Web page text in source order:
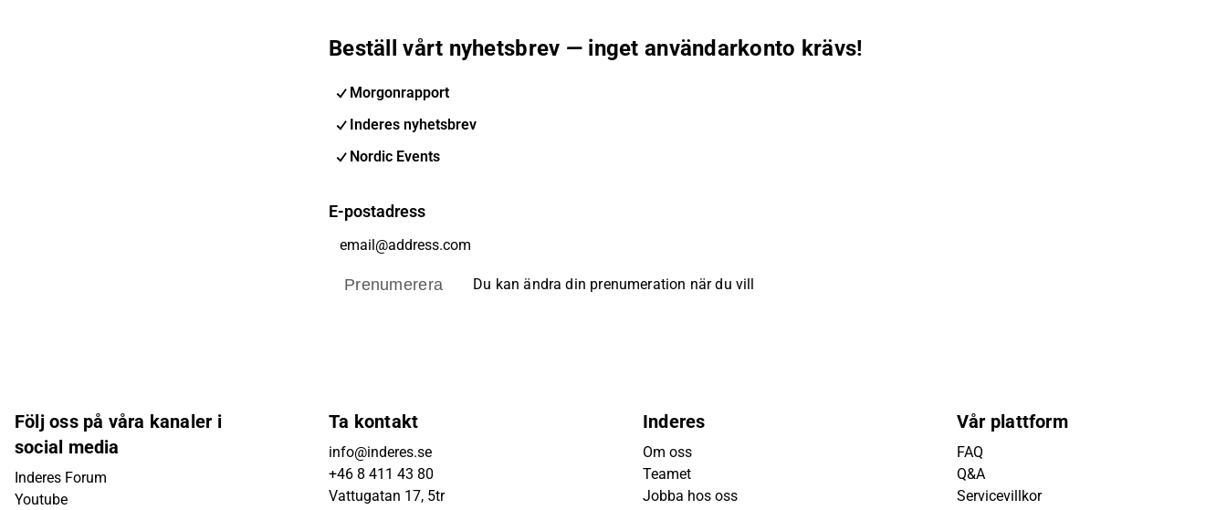
Beställ vårt nyhetsbrev — inget användarkonto krävs!
Morgonrapport
Inderes nyhetsbrev
Nordic Events
E-postadress
Prenumerera Du kan ändra din prenumeration när du vill
Följ oss på våra kanaler i
social media
Inderes Forum
Youtube
Ta kontakt
info@inderes.se
+46 8 411 43 80
Vattugatan 17, 5tr
Inderes
Om oss
Teamet
Jobba hos oss
Vår plattform
FAQ
Q&A
Servicevillkor